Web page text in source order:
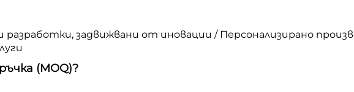
разработки, задвижвани от иновации / Персонализирано
(MOQ)?